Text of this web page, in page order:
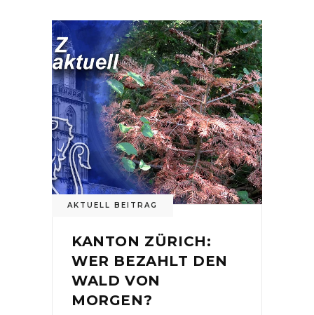
AKTUELL BEITRAG
KANTON ZÜRICH:
WER BEZAHLT DEN
WALD VON
MORGEN?